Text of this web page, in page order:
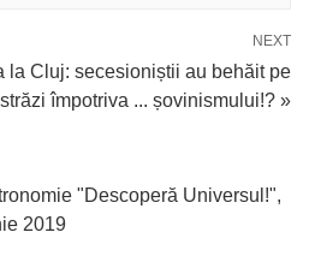
NEXT
la Cluj: secesioniștii au behăit pe
străzi împotriva ... șovinismului!? »
"Descoperă Universul!",
2019